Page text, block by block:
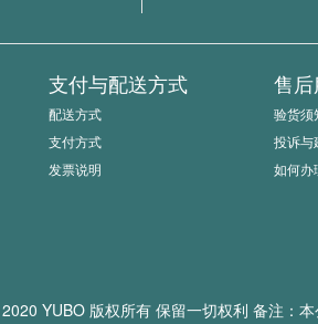
支付与配送方式
配送方式
支付方式
发票说明
售
验货须
投诉与
如何办
YUBO 版权所有 保留一切权利 备注：